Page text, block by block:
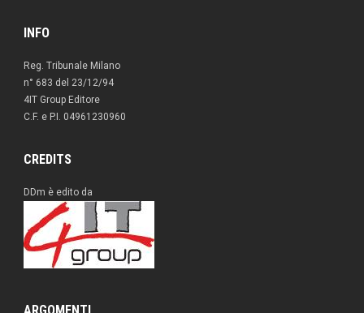
INFO
Reg. Tribunale Milano
n° 683 del 23/12/94
4IT Group Editore
C.F. e P.I. 04961230960
CREDITS
DDm è edito da